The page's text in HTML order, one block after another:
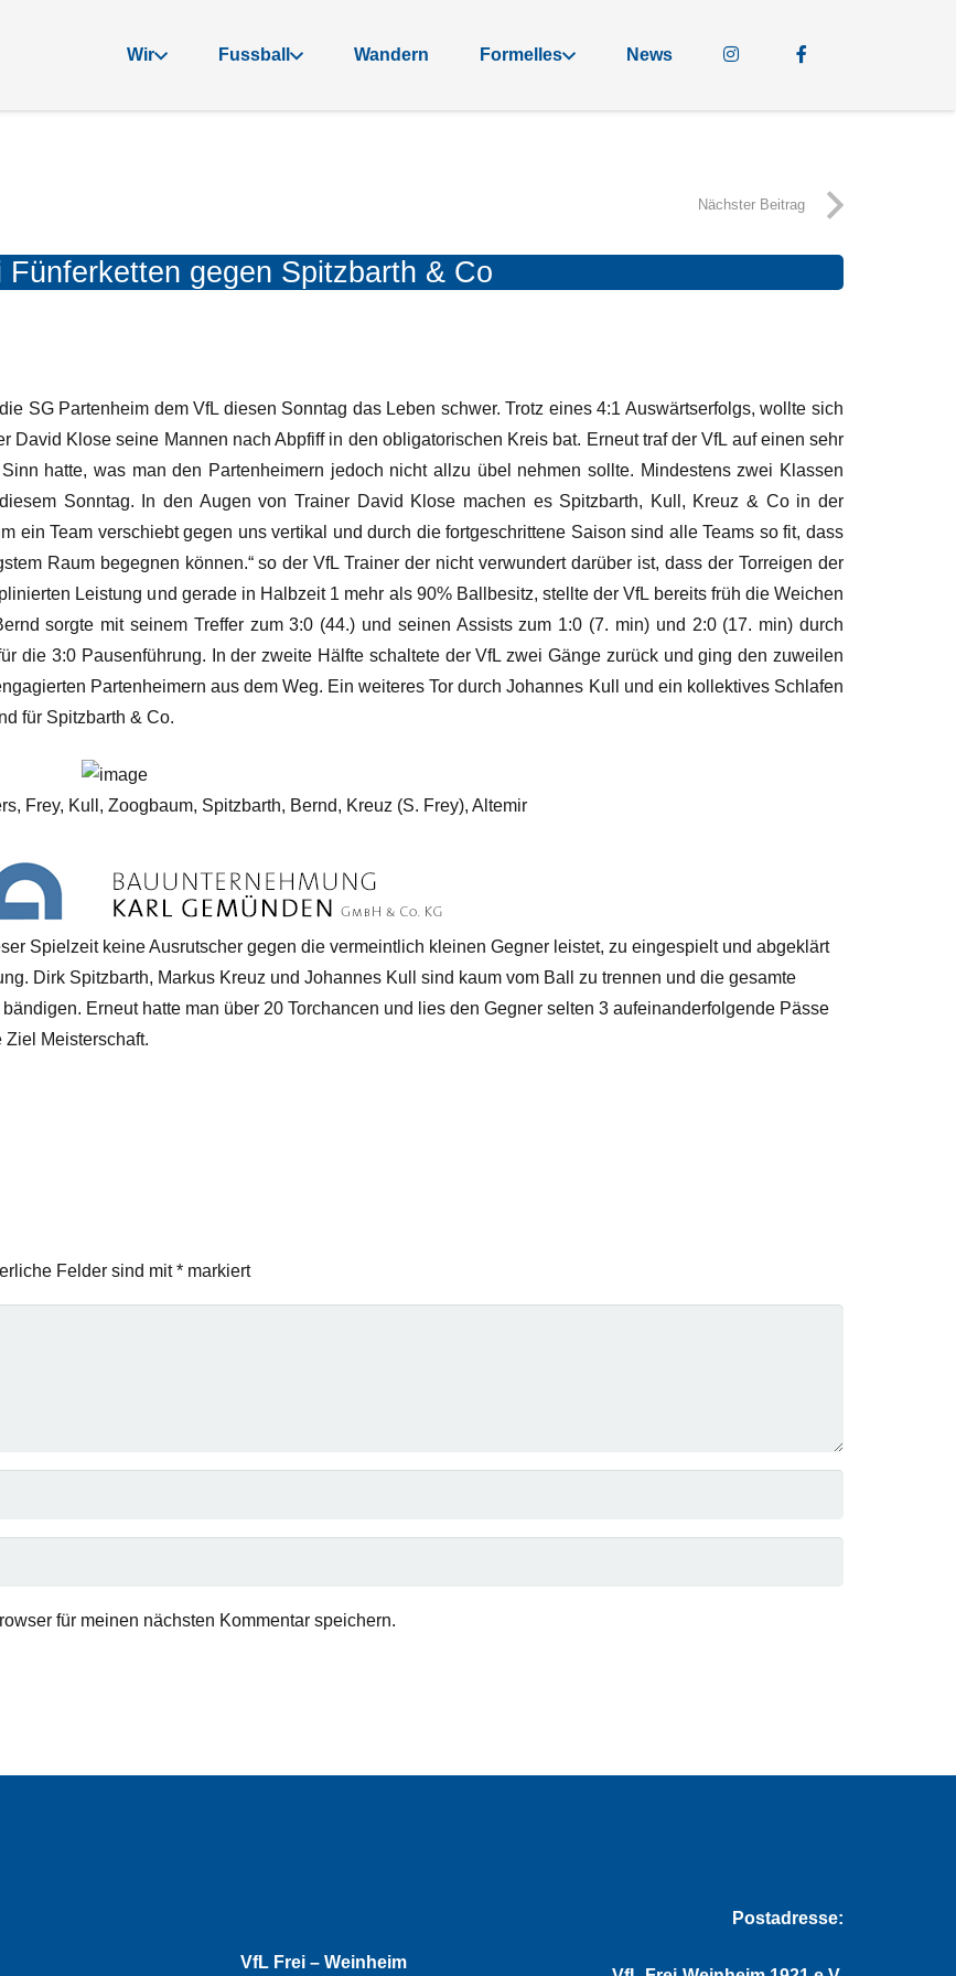
Wir Fussball Wandern Formelles News
Nächster Beitrag
Fünferketten gegen Spitzbarth & Co
SG Partenheim dem VfL diesen Sonntag das Leben schwer. Trotz eines 4:1 Auswärtserfolgs, wollte sich
David Klose seine Mannen nach Abpfiff in den obligatorischen Kreis bat. Erneut traf der VfL auf einen sehr
hatte, was man den Partenheimern jedoch nicht allzu übel nehmen sollte. Mindestens zwei Klassen
Sonntag. In den Augen von Trainer David Klose machen es Spitzbarth, Kull, Kreuz & Co in der
ein Team verschiebt gegen uns vertikal und durch die fortgeschrittene Saison sind alle Teams so fit, dass
Raum begegnen können.“ so der VfL Trainer der nicht verwundert darüber ist, dass der Torreigen der
Leistung und gerade in Halbzeit 1 mehr als 90% Ballbesitz, stellte der VfL bereits früh die Weichen
sorgte mit seinem Treffer zum 3:0 (44.) und seinen Assists zum 1:0 (7. min) und 2:0 (17. min) durch
die 3:0 Pausenführung. In der zweite Hälfte schaltete der VfL zwei Gänge zurück und ging den zuweilen
Partenheimern aus dem Weg. Ein weiteres Tor durch Johannes Kull und ein kollektives Schlafen
für Spitzbarth & Co.
Frey, Kull, Zoogbaum, Spitzbarth, Bernd, Kreuz (S. Frey), Altemir
Spielzeit keine Ausrutscher gegen die vermeintlich kleinen Gegner leistet, zu eingespielt und abgeklärt
Dirk Spitzbarth, Markus Kreuz und Johannes Kull sind kaum vom Ball zu trennen und die gesamte
Erneut hatte man über 20 Torchancen und lies den Gegner selten 3 aufeinanderfolgende Pässe
Meisterschaft.
Felder sind mit* markiert
für meinen nächsten Kommentar speichern.
VfL Frei – Weinheim
Postadresse: